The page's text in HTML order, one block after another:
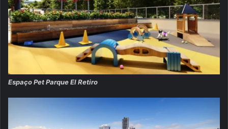
Espaço Pet Parque El Retiro